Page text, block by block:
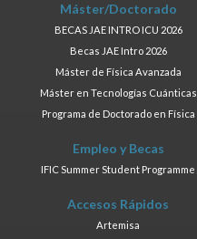
Máster/Doctorado
BECAS JAE INTRO ICU 2026
Becas JAE Intro 2026
Máster de Física Avanzada
Máster en Tecnologías Cuánticas
Programa de Doctorado en Física
Empleo y Becas
IFIC Summer Student Programme
Accesos Rápidos
Artemisa